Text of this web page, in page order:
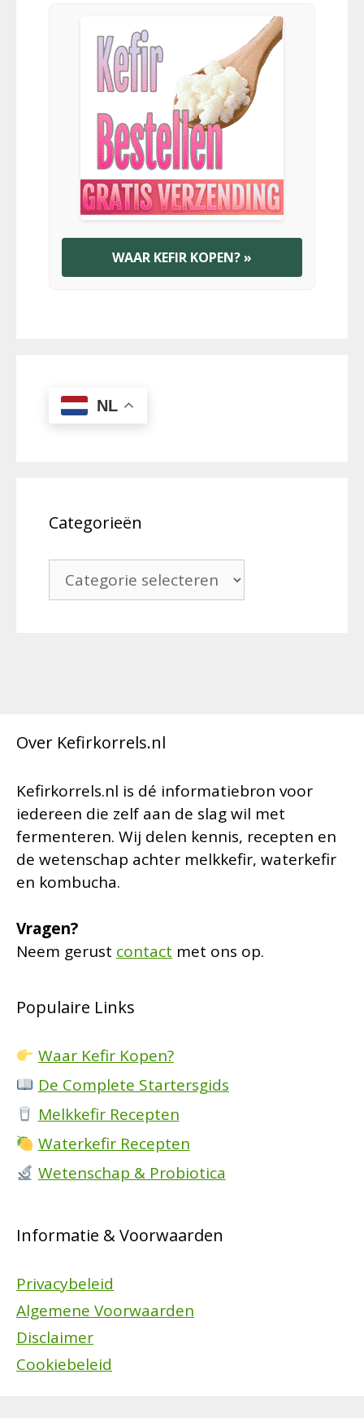
WAAR KEFIR KOPEN? »
NL
Categorieën
Categorieën
Over Kefirkorrels.nl
Kefirkorrels.nl is dé informatiebron voor
iedereen die zelf aan de slag wil met
fermenteren. Wij delen kennis, recepten en
de wetenschap achter melkkefir, waterkefir
en kombucha.
Vragen?
Neem gerust contact met ons op.
Populaire Links
Waar Kefir Kopen?
De Complete Startersgids
Melkkefir Recepten
Waterkefir Recepten
Wetenschap & Probiotica
Informatie & Voorwaarden
Privacybeleid
Algemene Voorwaarden
Disclaimer
Cookiebeleid